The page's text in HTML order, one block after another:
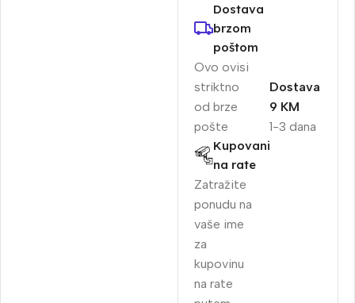
Dostava
brzom
poštom
Ovo ovisi
striktno
od brze
pošte
1-3 dana
Dostava
9 KM
Kupovani
na rate
Zatražite
ponudu na
vaše ime
za
kupovinu
na rate